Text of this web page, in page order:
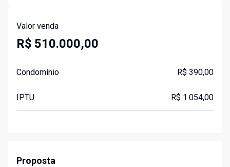
Valor venda
R$ 510.000,00
Condomínio R$ 390,00
IPTU R$ 1.054,00
Proposta